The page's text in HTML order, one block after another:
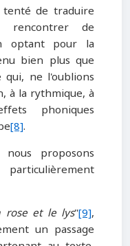
de traduire
rencontrer de
optant pour la
bien plus que
ne l'oublions
à la rythmique, à
phoniques
[8].
proposons
rose et le lys"[9],
un passage